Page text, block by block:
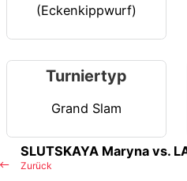
(Eckenkippwurf)
Turniertyp
Grand Slam
Zurück
SLUTSKAYA Maryna vs.